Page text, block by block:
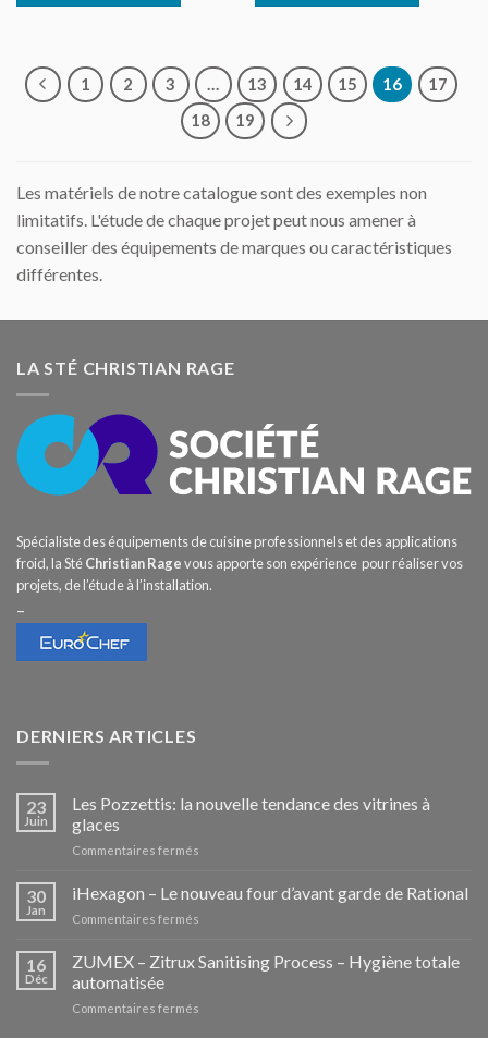
1 2 3 … 13 14 15 16
17
18
19
Les matériels de notre catalogue sont des exemples non
limitatifs. L'étude de chaque projet peut nous amener à
conseiller des équipements de marques ou caractéristiques
différentes.
LA STÉ CHRISTIAN RAGE
Spécialiste des équipements de cuisine professionnels et des applications
froid, la StéChristian Ragevous apporte son expérience pour réaliser vos
projets, de l’étude à l’installation.
–
DERNIERS ARTICLES
23
Juin
Les Pozzettis: la nouvelle tendance des vitrines à
glaces
Commentaires fermés
Pozzettis:
la
des
30
Jan
iHexagon – Le nouveau four d’avant garde de Rational
Commentaires fermés
–
Le
16
Déc
ZUMEX – Zitrux Sanitising Process – Hygiène totale
automatisée
Commentaires fermés